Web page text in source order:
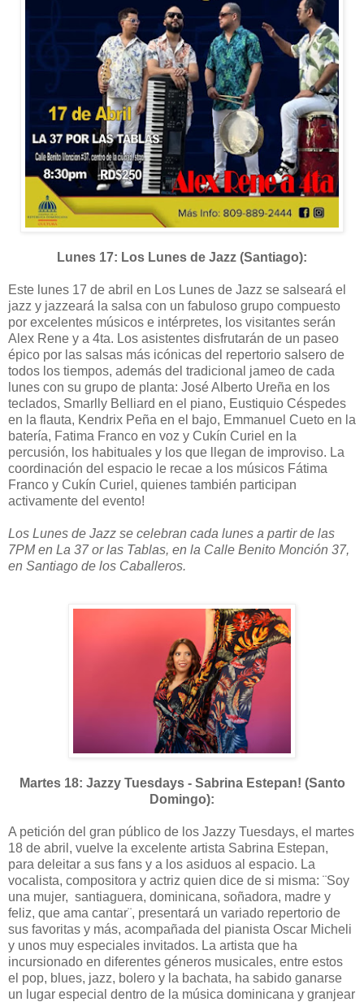
Lunes 17: Los Lunes de Jazz (Santiago):
Este lunes 17 de abril en Los Lunes de Jazz se salseará el
jazz y jazzeará la salsa con un fabuloso grupo compuesto
por excelentes músicos e intérpretes, los visitantes serán
Alex Rene y a 4ta. Los asistentes disfrutarán de un paseo
épico por las salsas más icónicas del repertorio salsero de
todos los tiempos, además del tradicional jameo de cada
lunes con su grupo de planta: José Alberto Ureña en los
teclados, Smarlly Belliard en el piano, Eustiquio Céspedes
en la flauta, Kendrix Peña en el bajo, Emmanuel Cueto en la
batería, Fatima Franco en voz y Cukín Curiel en la
percusión, los habituales y los que llegan de improviso. La
coordinación del espacio le recae a los músicos Fátima
Franco y Cukín Curiel, quienes también participan
activamente del evento!
Los Lunes de Jazz se celebran cada lunes a partir de las
7PM en La 37 or las Tablas, en la Calle Benito Monción 37,
en Santiago de los Caballeros.
Martes 18: Jazzy Tuesdays - Sabrina Estepan! (Santo
Domingo):
A petición del gran público de los Jazzy Tuesdays, el martes
18 de abril, vuelve la excelente artista Sabrina Estepan,
para deleitar a sus fans y a los asiduos al espacio. La
vocalista, compositora y actriz quien dice de si misma: ¨Soy
una mujer, santiaguera, dominicana, soñadora, madre y
feliz, que ama cantar¨, presentará un variado repertorio de
sus favoritas y más, acompañada del pianista Oscar Micheli
y unos muy especiales invitados. La artista que ha
incursionado en diferentes géneros musicales, entre estos
el pop, blues, jazz, bolero y la bachata, ha sabido ganarse
un lugar especial dentro de la música dominicana y granjear